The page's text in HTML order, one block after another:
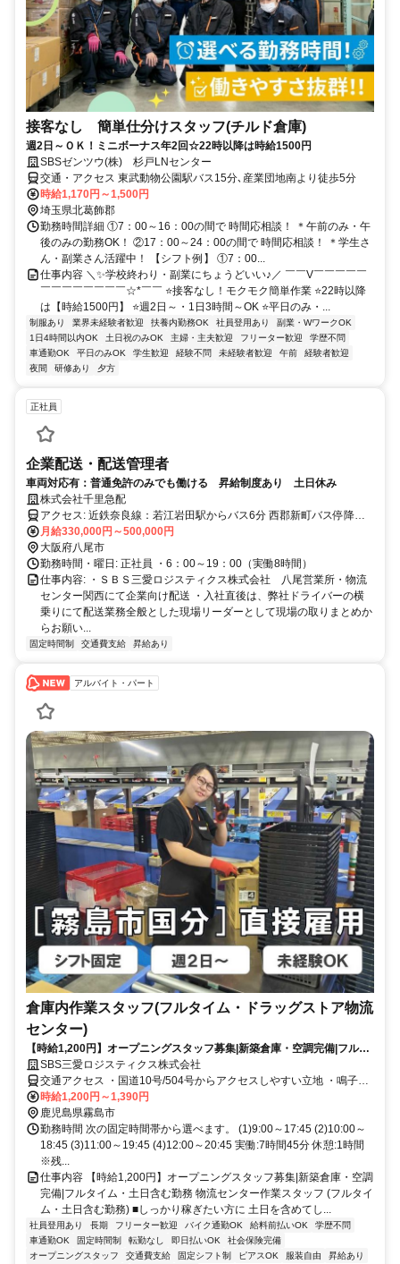
接客なし 簡単仕分けスタッフ(チルド倉庫)
週2日～ＯＫ！ミニボーナス年2回☆22時以降は時給1500円
SBSゼンツウ(株) 杉戸LNセンター
交通・アクセス 東武動物公園駅バス15分､産業団地南より徒歩5分
時給1,170円～1,500円
埼玉県北葛飾郡
勤務時間詳細 ①7：00～16：00の間で 時間応相談！ ＊午前のみ・午
後のみの勤務OK！ ②17：00～24：00の間で 時間応相談！ ＊学生さ
ん・副業さん活躍中！ 【シフト例】 ①7：00...
仕事内容 ＼✨学校終わり・副業にちょうどいい♪／ ￣￣V￣￣￣￣￣
￣￣￣￣￣￣￣￣☆*￣￣ ⭐接客なし！モクモク簡単作業 ⭐22時以降
は【時給1500円】 ⭐週2日～・1日3時間～OK ⭐平日のみ・...
制服あり 業界未経験者歓迎 扶養内勤務OK 社員登用あり
副業・WワークOK
1日4時間以内OK
土日祝のみOK 主婦・主夫歓迎 フリーター歓迎
学歴不問
車通勤OK
平日のみOK 学生歓迎 経験不問 未経験者歓迎 午前
経験者歓迎
夜間
研修あり 夕方
正社員
企業配送・配送管理者
車両対応有：普通免許のみでも働ける 昇給制度あり 土日休み
株式会社千里急配
アクセス: 近鉄奈良線：若江岩田駅からバス6分 西郡新町バス停降り
て徒歩7分 自動車通勤可
月給330,000円～500,000円
大阪府八尾市
勤務時間・曜日: 正社員 ・6：00～19：00（実働8時間）
仕事内容: ・ＳＢＳ三愛ロジスティクス株式会社 八尾営業所・物流
センター関西にて企業向け配送 ・入社直後は、弊社ドライバーの横
乗りにて配送業務全般とした現場リーダーとして現場の取りまとめか
らお願い...
固定時間制 交通費支給 昇給あり
アルバイト・パート
倉庫内作業スタッフ(フルタイム・ドラッグストア物流
センター)
【時給1,200円】オープニングスタッフ募集|新築倉庫・空調完備|フルタ
イム・土日含む勤務
SBS三愛ロジスティクス株式会社
交通アクセス ・国道10号/504号からアクセスしやすい立地 ・鳴子前
食堂さんを入ってすぐ ・国分ICから西へ車で約3分 ■通勤手段 ・車通
勤OK(駐車場代 月1,000円・給与控除) ・バイク通勤OK ・自転車通勤
も可
時給1,200円～1,390円
鹿児島県霧島市
勤務時間 次の固定時間帯から選べます。 (1)9:00～17:45 (2)10:00～
18:45 (3)11:00～19:45 (4)12:00～20:45 実働:7時間45分 休憩:1時間
※残...
仕事内容 【時給1,200円】オープニングスタッフ募集|新築倉庫・空調
完備|フルタイム・土日含む勤務 物流センター作業スタッフ (フルタイ
ム・土日含む勤務) ■しっかり稼ぎたい方に 土日を含めてし...
社員登用あり 長期 フリーター歓迎 バイク通勤OK 給料前払いOK
学歴不問
車通勤OK
固定時間制 転勤なし 即日払いOK
社会保険完備
オープニングスタッフ
交通費支給 固定シフト制 ピアスOK 服装自由
昇給あり